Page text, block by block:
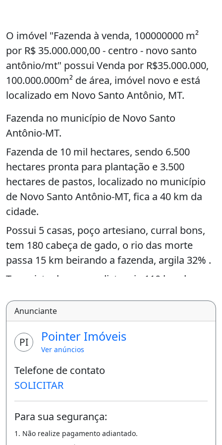
O imóvel "Fazenda à venda, 100000000 m²
por R$ 35.000.000,00 - centro - novo santo
antônio/mt" possui Venda por R$35.000.000,
100.000.000m² de área, imóvel novo e está
localizado em Novo Santo Antônio, MT.
Fazenda no município de Novo Santo
Antônio-MT.
Fazenda de 10 mil hectares, sendo 6.500
hectares pronta para plantação e 3.500
hectares de pastos, localizado no município
de Novo Santo Antônio-MT, fica a 40 km da
cidade.
Possui 5 casas, poço artesiano, curral bons,
tem 180 cabeça de gado, o rio das morte
passa 15 km beirando a fazenda, argila 32% .
Tem pista de pouso, distancia 110 km de
Ligue e agende sua visita Pointer Imóveis Tel:
29.400 Obs: Anúncio sujeito a confirmação da
aviso prévio -
Anunciante
PI Pointer Imóveis
Ver anúncios
Telefone de contato
SOLICITAR
Para sua segurança:
1. Não realize pagamento adiantado.